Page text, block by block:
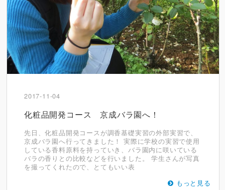
2017-11-04
化粧品開発コース 京成バラ園へ！
先日、化粧品開発コースが調香基礎実習の外部実習で、
京成バラ園へ行ってきました！ 実際に学校の実習で使用
している香料原料を持っていき、バラ園内に咲いている
バラの香りとの比較などを行いました。 学生さんが写真
を撮ってくれたので、とてもいい表
もっと見る